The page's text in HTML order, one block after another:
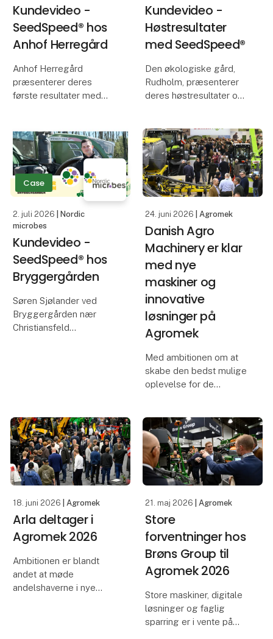
Kundevideo -
SeedSpeed® hos
Anhof Herregård
Anhof Herregård
præsenterer deres
første resultater med
2025.
Få et indblik i, hvordan
SeedSpeed® har haft en
effekt på hvede, når
driftsleder, Mads Møller
Ander
Kundevideo -
Høstresultater
med SeedSpeed®
Den økologiske gård,
Rudholm, præsenterer
deres høstresultater og
med biostimulanten,
SeedSpeed®, fra både
2024 og 2025.
Case
2. juli 2026
| Nordic
microbes
Kundevideo -
SeedSpeed® hos
Bryggergården
Søren Sjølander ved
Bryggergården nær
Christiansfeld
brugen og planerne for
20
24. juni 2026 | Agromek
Danish Agro
Machinery er klar
med nye
maskiner og
innovative
løsninger på
Agromek
Med ambitionen om at
skabe den bedst mulige
oplevelse for de
færd med
forberedelserne til
Agromek. Årets udgave
af Nordeuropas største
landbrugsmesse finder
18. juni 2026 | Agromek
Arla deltager i
Agromek 2026
Ambitionen er blandt
andet at møde
andelshaverne i nye
21. maj 2026 | Agromek
Store
forventninger hos
Brøns Group til
Agromek 2026
Store maskiner, digitale
løsninger og faglig
sparring er i vente på